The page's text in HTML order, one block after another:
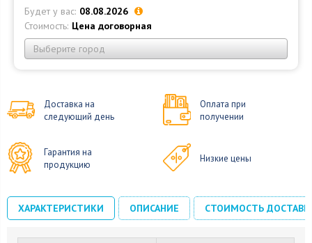
Будет у вас: 08.08.2026
Стоимость: Цена договорная
Выберите город
Доставка на
следующий день
Оплата при
получении
Гарантия на
продукцию
Низкие цены
ХАРАКТЕРИСТИКИ ОПИСАНИЕ СТОИМОСТЬ